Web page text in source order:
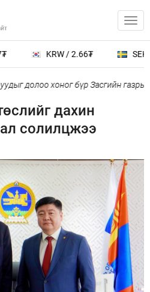
KRW / 2.66₮ SEK /
долоо хоног бүр Засгийн
дахин
солилцжээ